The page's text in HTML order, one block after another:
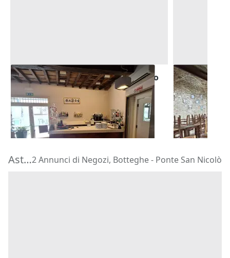
Asta Locale commerciale destinato
a ristorazione
Cesena (Forlì-Cesena)
353.621 €
29/09/2026
Asta
servizi
Jesi
291.600 €
24/09/2026
Aste di Negozi, Botteghe Ponte San Nicolò2 Annunci di Negozi, Botteghe - Ponte San Nicolò